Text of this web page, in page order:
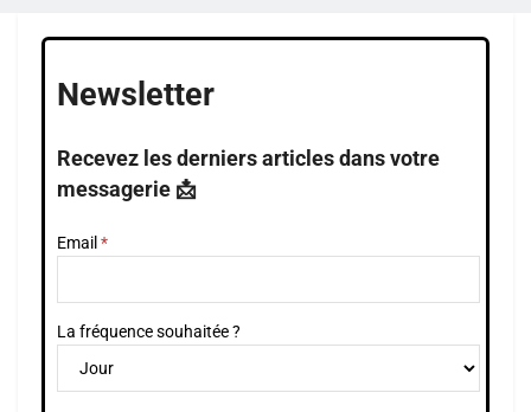
Newsletter
Recevez les derniers articles dans votre
messagerie 📩
Email
La fréquence souhaitée ?